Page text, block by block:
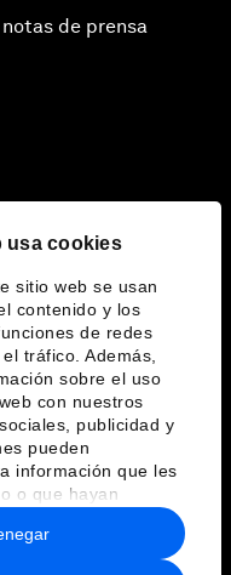
usa cookies
sitio web se usan
contenido y los
de redes
tráfico. Además,
sobre el uso
con nuestros
publicidad y
pueden
información que les
o que hayan
uso que haya
de prensa
de uso